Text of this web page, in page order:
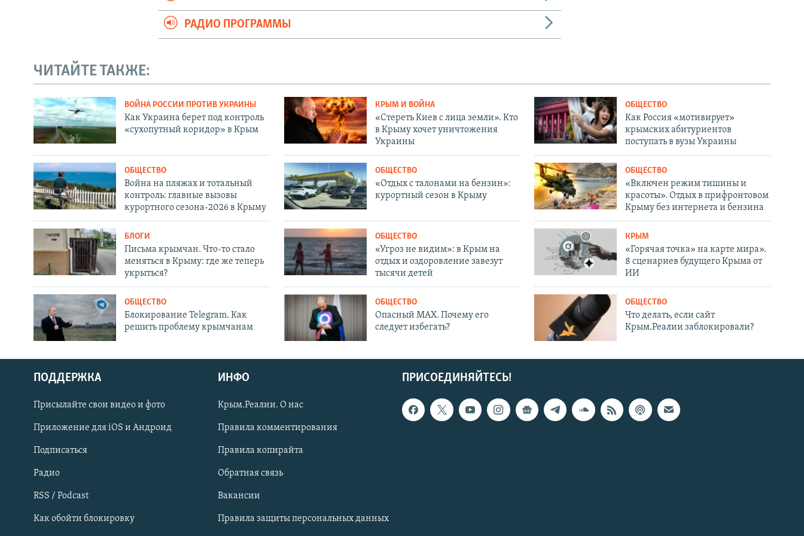
Українською
Qırımtatar
ПРИСОЕДИНЯЙТЕСЬ!
РАДИО ПРОГРАММЫ
ЧИТАЙТЕ ТАКЖЕ:
ВОЙНА РОССИИ ПРОТИВ УКРАИНЫ
Как Украина берет под контроль
«сухопутный коридор» в Крым
КРЫМ И ВОЙНА
«Стереть Киев с лица земли». Кто
в Крыму хочет уничтожения
Украины
ОБЩЕСТВО
Как Россия «мотивирует»
крымских абитуриентов
поступать в вузы Украины
ОБЩЕСТВО
Война на пляжах и тотальный
контроль: главные вызовы
курортного сезона-2026 в Крыму
ОБЩЕСТВО
«Отдых с талонами на бензин»:
курортный сезон в Крыму
ОБЩЕСТВО
«Включен режим тишины и
красоты». Отдых в прифронтовом
Крыму без интернета и бензина
БЛОГИ
Письма крымчан. Что-то стало
меняться в Крыму: где же теперь
укрыться?
ОБЩЕСТВО
«Угроз не видим»: в Крым на
отдых и оздоровление завезут
тысячи детей
КРЫМ
«Горячая точка» на карте мира».
8 сценариев будущего Крыма от
ИИ
ОБЩЕСТВО
Блокирование Telegram. Как
решить проблему крымчанам
ОБЩЕСТВО
Опасный MAX. Почему его
следует избегать?
ОБЩЕСТВО
Что делать, если сайт
Крым.Реалии заблокировали?
ПРИСОЕДИНЯЙТЕСЬ!
ПОДДЕРЖКА
Присылайте свои видео и фото
Приложение для iOS и Андроид
Подписаться
Радио
RSS / Podcast
Как обойти блокировку
ИНФО
Крым.Реалии. О нас
Правила комментирования
Правила копирайта
Обратная связь
Вакансии
Правила защиты персональных данных